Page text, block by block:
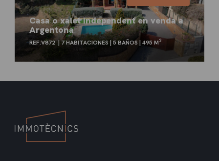
Casa o xalet independent en venda a
Argentona
REF.V872 7 HABITACIONES 5 BAÑOS 495 M2